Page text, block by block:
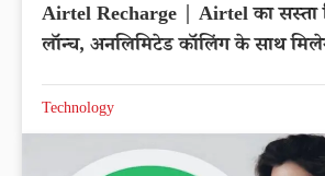
Airtel Recharge | Airtel का सस्ता
लॉन्च, अनलिमिटेड कॉलिंग के साथ
Technology